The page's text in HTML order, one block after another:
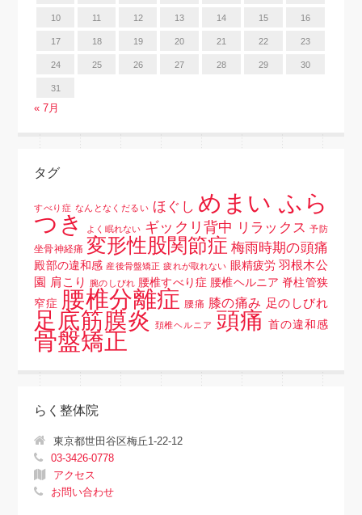
10 11 12 13 14 15 16
17 18 19 20 21 22 23
24 25 26 27 28 29 30
31
« 7月
タグ
すべり症 なんとなくだるい ほぐし めまい ふら
つき
よく眠れない ギックリ背中 リラックス 予防
坐骨神経痛 変形性股関節症 梅雨時期の頭痛
殿部の違和感 産後骨盤矯正 疲れが取れない 眼精疲労 羽根木公
園 肩こり 腕のしびれ 腰椎すべり症 腰椎ヘルニア 脊柱管狭
窄症 腰椎分離症 腰痛 膝の痛み 足のしびれ
足底筋膜炎 頚椎ヘルニア 頭痛 首の違和感
骨盤矯正
らく整体院
東京都世田谷区梅丘1-22-12
03-3426-0778
アクセス
お問い合わせ